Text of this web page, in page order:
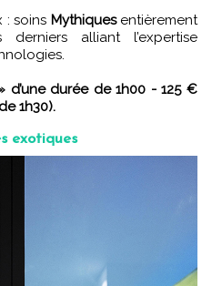
: soins Mythiquesentièrement
alliant l’expertise
d’une durée de 1h00 - 125 €
1h30).
exotiques